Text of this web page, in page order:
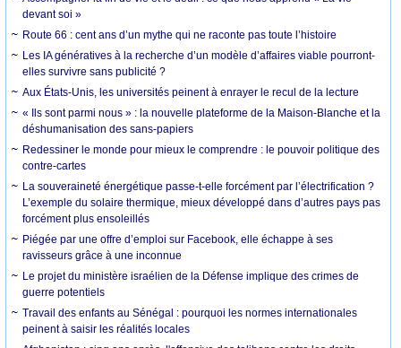
devant soi »
Route 66 : cent ans d’un mythe qui ne raconte pas toute l’histoire
Les IA génératives à la recherche d’un modèle d’affaires viable pourront-
elles survivre sans publicité ?
Aux États-Unis, les universités peinent à enrayer le recul de la lecture
« Ils sont parmi nous » : la nouvelle plateforme de la Maison-Blanche et la
déshumanisation des sans-papiers
Redessiner le monde pour mieux le comprendre : le pouvoir politique des
contre-cartes
La souveraineté énergétique passe-t-elle forcément par l’électrification ?
L’exemple du solaire thermique, mieux développé dans d’autres pays pas
forcément plus ensoleillés
Piégée par une offre d’emploi sur Facebook, elle échappe à ses
ravisseurs grâce à une inconnue
Le projet du ministère israélien de la Défense implique des crimes de
guerre potentiels
Travail des enfants au Sénégal : pourquoi les normes internationales
peinent à saisir les réalités locales